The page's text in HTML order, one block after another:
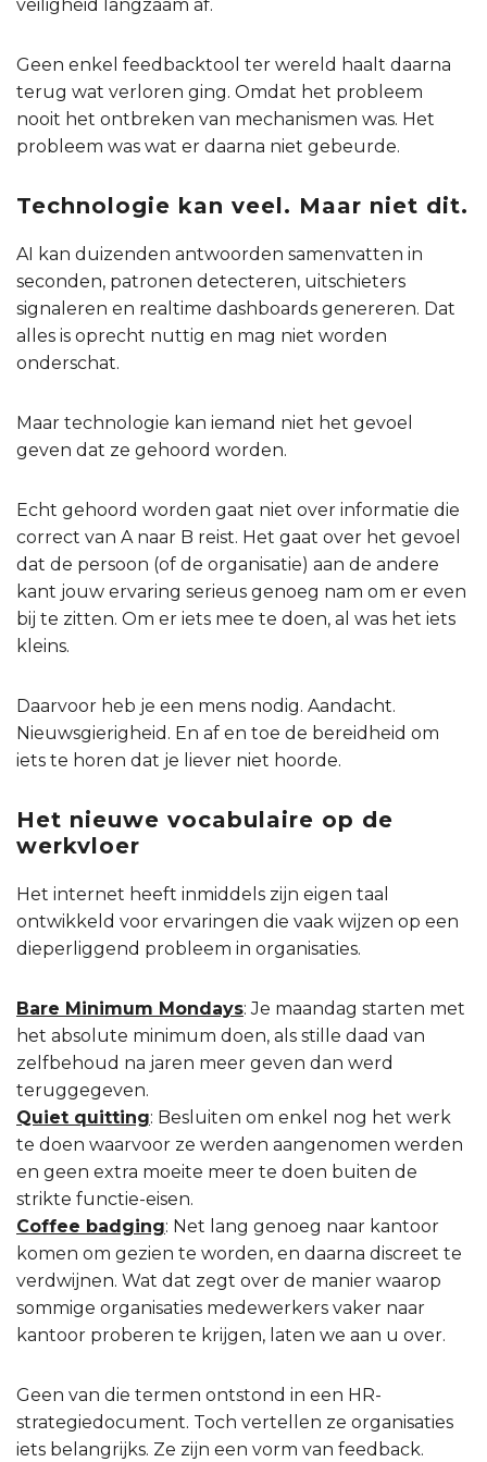
veiligheid langzaam af.
Geen enkel feedbacktool ter wereld haalt daarna
terug wat verloren ging. Omdat het probleem
nooit het ontbreken van mechanismen was. Het
probleem was wat er daarna niet gebeurde.
Technologie kan veel. Maar niet dit.
AI kan duizenden antwoorden samenvatten in
seconden, patronen detecteren, uitschieters
signaleren en realtime dashboards genereren. Dat
alles is oprecht nuttig en mag niet worden
onderschat.
Maar technologie kan iemand niet het gevoel
geven dat ze gehoord worden.
Echt gehoord worden gaat niet over informatie die
correct van A naar B reist. Het gaat over het gevoel
dat de persoon (of de organisatie) aan de andere
kant jouw ervaring serieus genoeg nam om er even
bij te zitten. Om er iets mee te doen, al was het iets
kleins.
Daarvoor heb je een mens nodig. Aandacht.
Nieuwsgierigheid. En af en toe de bereidheid om
iets te horen dat je liever niet hoorde.
Het nieuwe vocabulaire op de
werkvloer
Het internet heeft inmiddels zijn eigen taal
ontwikkeld voor ervaringen die vaak wijzen op een
dieperliggend probleem in organisaties.
Bare Minimum Mondays: Je maandag starten met
het absolute minimum doen, als stille daad van
zelfbehoud na jaren meer geven dan werd
teruggegeven.
Quiet quitting: Besluiten om enkel nog het werk
te doen waarvoor ze werden aangenomen werden
en geen extra moeite meer te doen buiten de
strikte functie-eisen.
Coffee badging: Net lang genoeg naar kantoor
komen om gezien te worden, en daarna discreet te
verdwijnen. Wat dat zegt over de manier waarop
sommige organisaties medewerkers vaker naar
kantoor proberen te krijgen, laten we aan u over.
Geen van die termen ontstond in een HR-
strategiedocument. Toch vertellen ze organisaties
iets belangrijks. Ze zijn een vorm van feedback.